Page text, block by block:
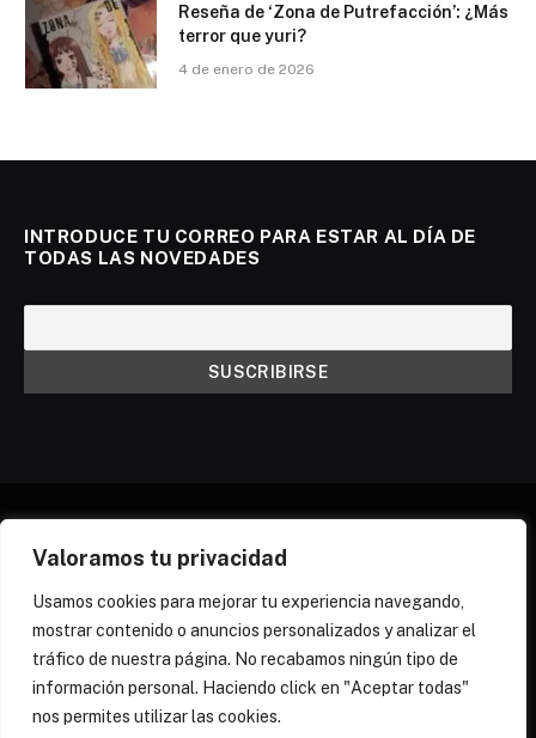
Valoramos tu privacidad
Usamos cookies para mejorar tu experiencia navegando,
mostrar contenido o anuncios personalizados y analizar el
tráfico de nuestra página. No recabamos ningún tipo de
información personal. Haciendo click en "Aceptar todas"
nos permites utilizar las cookies.
Reseña de ‘Zona de Putrefacción’: ¿Más
terror que yuri?
4 de enero de 2026
INTRODUCE TU CORREO PARA ESTAR AL DÍA DE
TODAS LAS NOVEDADES
(Twitter)
¿QUIÉNES SOMOS? NEWSLETTER
POLÍTICA DE COOKIES POLÍTICA DE PRIVACIDAD
PREGUNTAS FRECUENTES